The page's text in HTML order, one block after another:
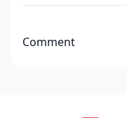
Comment